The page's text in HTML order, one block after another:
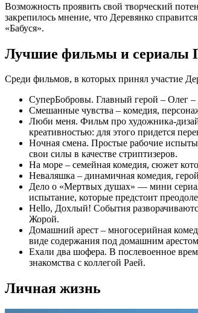
Возможность проявить свой творческий
закрепилось мнение, что Деревянко
«Бабуся».
Лучшие фильмы и сериалы
Среди фильмов, в которых принял участие
СуперБобровы. Главный герой – Олег –
Смешанные чувства – комедия,
Люби меня. Фильм про художника-
креативностью: для этого придется
Ночная смена. Простые рабочие
свои силы в качестве стриптизеров.
На море – семейная комедия, сюжет
Неваляшка – динамичная комедия,
Дело о «Мертвых душах» — мини сериал,
испытание, которые предстоит
Hello, Дохлый! События
Жорой.
Домашний арест – многосерийная
виде содержания под домашним
Ехали два шофера. В послевоенное
знакомства с коллегой Раей.
Личная жизнь